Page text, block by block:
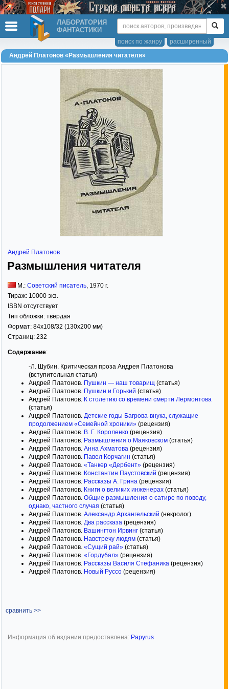
ЛАБОРАТОРИЯ
ФАНТАСТИКИ
расширенный
поиск по жанру
Андрей Платонов «Размышления читателя»
Андрей Платонов
Размышления читателя
М.: Советский писатель, 1970 г.
Тираж: 10000 экз.
ISBN отсутствует
Тип обложки: твёрдая
Формат: 84x108/32 (130x200 мм)
Страниц: 232
Содержание:
-Л. Шубин. Критическая проза Андрея Платонова
(вступительная статья)
Андрей Платонов. Пушкин — наш товарищ (статья)
Андрей Платонов. Пушкин и Горький (статья)
Андрей Платонов. К столетию со времени смерти Лермонтова
(статья)
Андрей Платонов. Детские годы Багрова-внука, служащие
продолжением «Семейной хроники» (рецензия)
Андрей Платонов. В. Г. Короленко (рецензия)
Андрей Платонов. Размышления о Маяковском (статья)
Андрей Платонов. Анна Ахматова (рецензия)
Андрей Платонов. Павел Корчагин (статья)
Андрей Платонов. «Танкер «Дербент» (рецензия)
Андрей Платонов. Константин Паустовский (рецензия)
Андрей Платонов. Рассказы А. Грина (рецензия)
Андрей Платонов. Книги о великих инженерах (статья)
Андрей Платонов. Общие размышления о сатире по поводу,
однако, частного случая (статья)
Андрей Платонов. Александр Архангельский (некролог)
Андрей Платонов. Два рассказа (рецензия)
Андрей Платонов. Вашингтон Ирвинг (статья)
Андрей Платонов. Навстречу людям (статья)
Андрей Платонов. «Сущий рай» (статья)
Андрей Платонов. «Гордубал» (рецензия)
Андрей Платонов. Рассказы Василя Стефаника (рецензия)
Андрей Платонов. Новый Руссо (рецензия)
сравнить >>
Информация об издании предоставлена: Papyrus